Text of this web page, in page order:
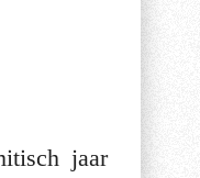
jaar